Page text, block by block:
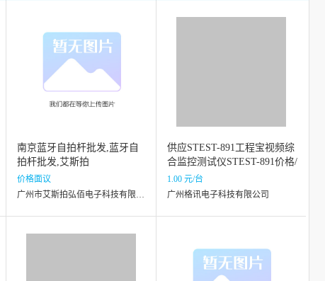
南京蓝牙自拍杆批发,蓝牙自
拍杆批发,艾斯拍
价格面议
广州市艾斯拍弘佰电子科技有限公司
供应STEST-891工程宝视频综
合监控测试仪STEST-891价格/
报价
1.00 元/台
广州格讯电子科技有限公司